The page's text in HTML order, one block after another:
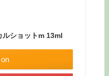
ルショットm 13ml